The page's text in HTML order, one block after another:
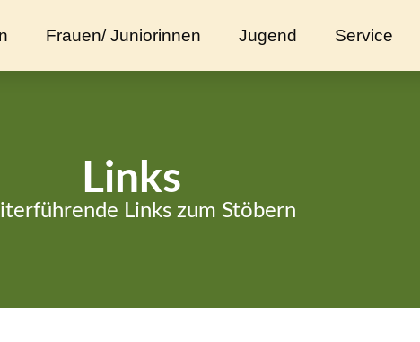
Frauen/ Juniorinnen Jugend Service
Links
Links zum Stöbern